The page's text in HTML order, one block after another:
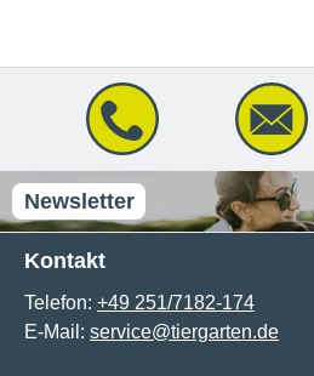
Newsletter
Kontakt
Telefon: +49 251/7182-174
E-Mail: service@tiergarten.de